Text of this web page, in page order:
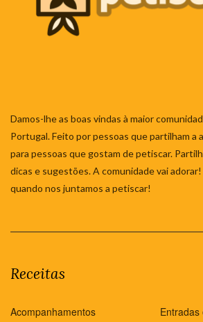
Damos-lhe as boas vindas à maior
Portugal. Feito por pessoas que partilham a
para pessoas que gostam de petiscar.
dicas e sugestões. A comunidade vai
quando nos juntamos a petiscar!
Receitas
Acompanhamentos
Entradas